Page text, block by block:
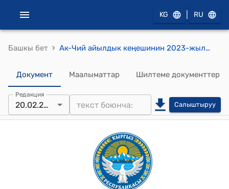
KG RU
Башкы бет › Ак-Чий айылдык кеңешинин 2023-жылдын 20-февралындагы № 2 "Ак-Чий айыл өкмөтүнүн 2023-жылдын спецсчетунун киреше жана чыгаша сметасын карап бекитүү" токтому
Документ Маалыматтар Шилтеме документтер
Редакция
20.02.2023 Салыштыруу